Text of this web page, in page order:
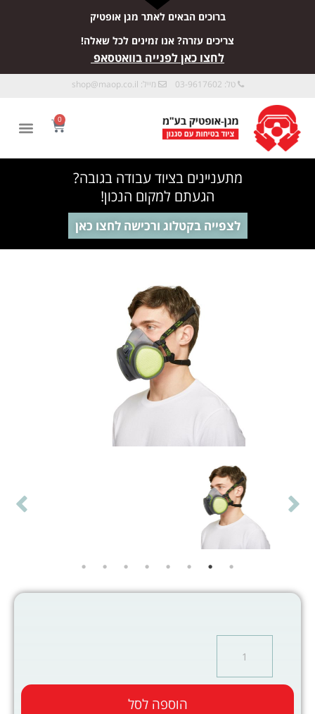
ברוכים הבאים לאתר מגן אופטיק
צריכים עזרה? אנו זמינים לכל שאלה!
לחצו כאן לפנייה בוואטסאפ
טל: 03-9617602 מייל: shop@maop.co.il
0
מתעניינים בציוד עבודה בגובה?
הגעתם למקום הנכון!
לצפייה בקטלוג ורכישה לחצו כאן
הוספה לסל